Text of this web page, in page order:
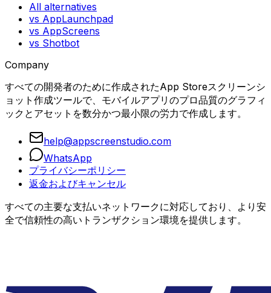
All alternatives
vs AppLaunchpad
vs AppScreens
vs Shotbot
Company
すべての開発者のために作成されたApp Storeスクリーンシ
ョット作成ツールで、モバイルアプリのプロ品質のグラフィ
ックとアセットを数分かつ最小限の労力で作成します。
help@appscreenstudio.com
WhatsApp
プライバシーポリシー
返金およびキャンセル
すべての主要な支払いネットワークに対応しており、より安
全で信頼性の高いトランザクション環境を提供します。